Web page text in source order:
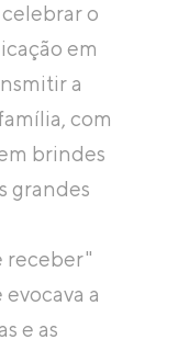
o
em
a
com
brindes
grandes
receber"
a
e as